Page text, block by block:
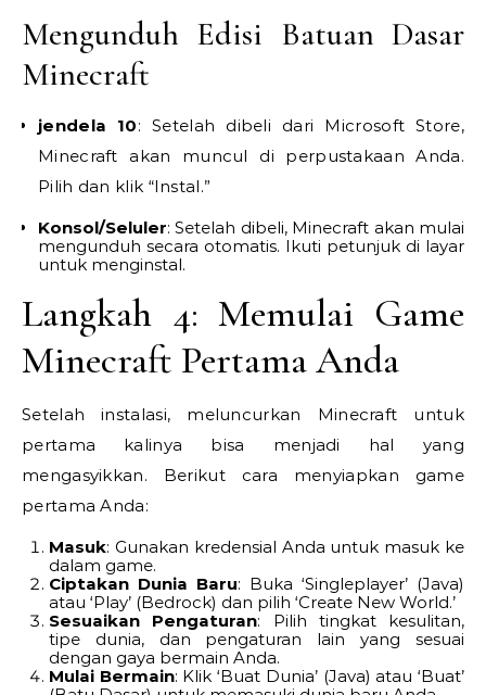
Mengunduh Edisi Batuan Dasar
Minecraft
jendela 10: Setelah dibeli dari Microsoft Store,
Minecraft akan muncul di perpustakaan Anda.
Pilih dan klik “Instal.”
Konsol/Seluler: Setelah dibeli, Minecraft akan mulai
mengunduh secara otomatis. Ikuti petunjuk di layar
untuk menginstal.
Langkah 4: Memulai Game
Minecraft Pertama Anda
Setelah instalasi, meluncurkan Minecraft untuk
pertama kalinya bisa menjadi hal yang
mengasyikkan. Berikut cara menyiapkan game
pertama Anda:
Masuk: Gunakan kredensial Anda untuk masuk ke
dalam game.
Ciptakan Dunia Baru: Buka ‘Singleplayer’ (Java)
atau ‘Play’ (Bedrock) dan pilih ‘Create New World.’
Sesuaikan Pengaturan: Pilih tingkat kesulitan,
tipe dunia, dan pengaturan lain yang sesuai
dengan gaya bermain Anda.
Mulai Bermain: Klik ‘Buat Dunia’ (Java) atau ‘Buat’